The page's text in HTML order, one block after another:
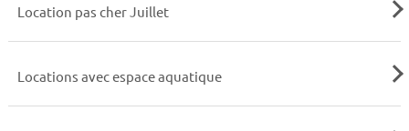
Location pas cher Juillet
Locations avec espace aquatique